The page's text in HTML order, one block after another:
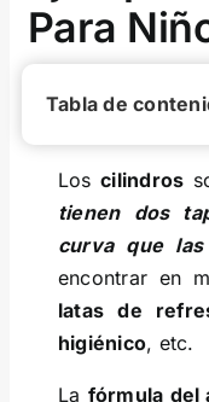
Para
Tabla de
Loscilindros
tienen dos
curva que
encontrar en
latas de
higiénico, etc.
La fórmula del